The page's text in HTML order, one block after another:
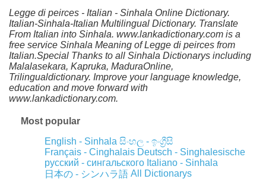
Legge di peirces - Italian - Sinhala Online Dictionary.
Italian-Sinhala-Italian Multilingual Dictionary. Translate
From Italian into Sinhala. www.lankadictionary.com is a
free service Sinhala Meaning of Legge di peirces from
Italian.Special Thanks to all Sinhala Dictionarys including
Malalasekara, Kapruka, MaduraOnline,
Trilingualdictionary. Improve your language knowledge,
education and move forward with
www.lankadictionary.com.
Most popular
English - Sinhala සිංහල - ඉංග්‍රීසි
Français - Cinghalais Deutsch - Singhalesische
русский - сингальского Italiano - Sinhala
日本の - シンハラ語 All Dictionarys